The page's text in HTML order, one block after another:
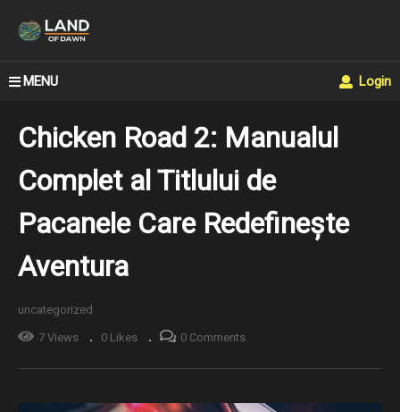
MENU Login
Chicken Road 2: Manualul
Complet al Titlului de
Pacanele Care Redefinește
Aventura
uncategorized
7 Views 0 Likes 0 Comments